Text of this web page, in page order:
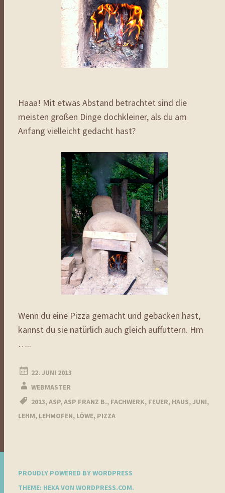
Haaa! Mit etwas Abstand betrachtet sind die
meisten großen Dinge dochkleiner, als du am
Anfang vielleicht gedacht hast?
Wenn du eine Pizza gemacht und gebacken hast,
kannst du sie natürlich auch gleich auffuttern. Hm
…..
22. JUNI 2013
WEBMASTER
2013,ASP,ASP FRANZ B., FACHWERK, FEUER, HAUS,JUNI,
LEHM, LEHMOFEN, LÖWE, PIZZA
PROUDLY POWERED BY WORDPRESS
THEME: HEXA VON WORDPRESS.COM.